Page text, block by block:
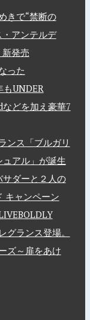
きで“禁断の
アンテルデ
発売
った
もUNDER
どを加え豪華7
ンス「ブルガリ
アル」が誕生
ダーと２人の
キャンペーン
ランス登場。
ズ～扉をあけ